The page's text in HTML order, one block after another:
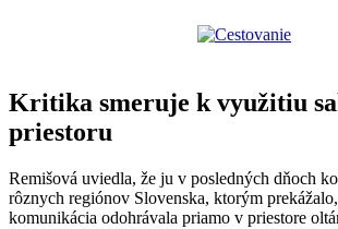
Kritika smeruje k využitiu
priestoru
Remišová uviedla, že ju v posledných dňoch
rôznych regiónov Slovenska, ktorým
komunikácia odohrávala priamo v priestore